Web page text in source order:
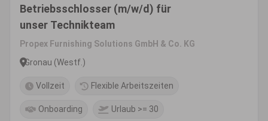
Betriebsschlosser (m/w/d) für
unser Technikteam
Propex Furnishing Solutions GmbH & Co. KG
Gronau (Westf.)
Vollzeit Flexible Arbeitszeiten
Onboarding Urlaub >= 30